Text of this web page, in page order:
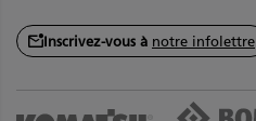
Inscrivez-vous à notre infolettre